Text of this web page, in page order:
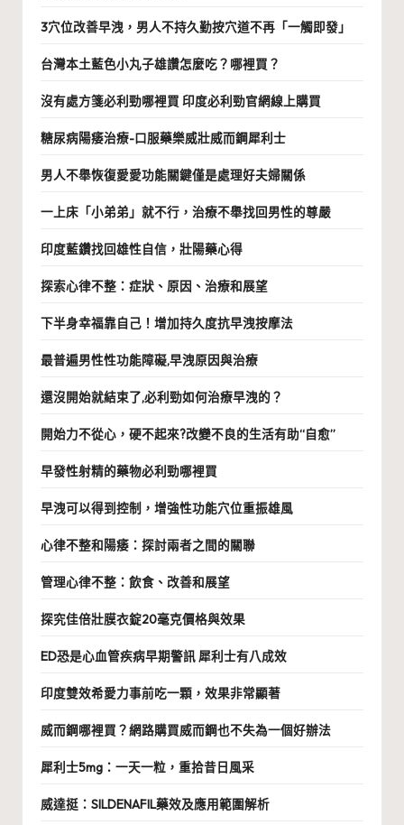
3穴位改善早洩，男人不持久勤按穴道不再「一觸即發」
台灣本土藍色小丸子雄讚怎麼吃？哪裡買？
沒有處方箋必利勁哪裡買 印度必利勁官網線上購買
糖尿病陽痿治療-口服藥樂威壯威而鋼犀利士
男人不舉恢復愛愛功能關鍵僅是處理好夫婦關係
一上床「小弟弟」就不行，治療不舉找回男性的尊嚴
印度藍鑽找回雄性自信，壯陽藥心得
探索心律不整：症狀、原因、治療和展望
下半身幸福靠自己！增加持久度抗早洩按摩法
最普遍男性性功能障礙,早洩原因與治療
還沒開始就結束了,必利勁如何治療早洩的？
開始力不從心，硬不起來?改變不良的生活有助“自愈”
早發性射精的藥物必利勁哪裡買
早洩可以得到控制，增強性功能穴位重振雄風
心律不整和陽痿：探討兩者之間的關聯
管理心律不整：飲食、改善和展望
探究佳倍壯膜衣錠20毫克價格與效果
ED恐是心血管疾病早期警訊 犀利士有八成效
印度雙效希愛力事前吃一顆，效果非常顯著
威而鋼哪裡買？網路購買威而鋼也不失為一個好辦法
犀利士5mg：一天一粒，重拾昔日風采
威達挺：SILDENAFIL藥效及應用範圍解析